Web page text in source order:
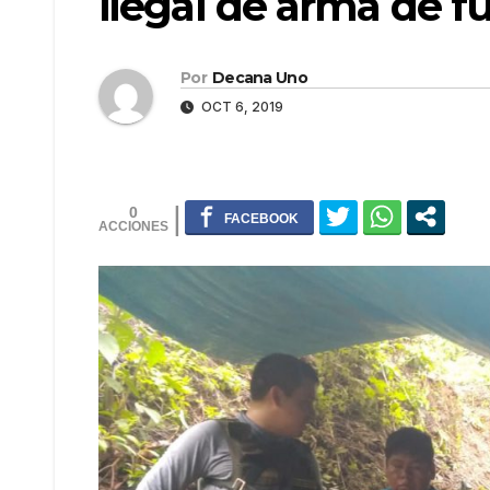
Por Decana Uno
OCT 6, 2019
0